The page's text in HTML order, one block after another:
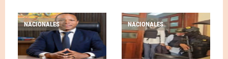
NACIONALES NACIONALES